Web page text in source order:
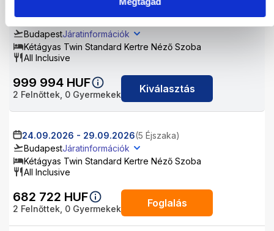
BudapestJáratinformációk
Kétágyas Twin Standard Kertre Néző Szoba
All Inclusive
999 994 HUF
2 Felnőttek, 0 Gyermekek Kiválasztás
24.09.2026 - 29.09.2026(5 Éjszaka)
BudapestJáratinformációk
Kétágyas Twin Standard Kertre Néző Szoba
All Inclusive
682 722 HUF
2 Felnőttek, 0 Gyermekek Foglalás